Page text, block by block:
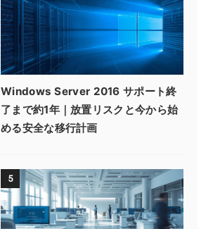
Windows Server 2016 サポート終
了まで約1年｜放置リスクと今から始
める安全な移行計画
5